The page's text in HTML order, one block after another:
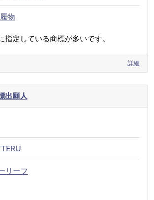
物
指定している商標が多いです。
詳細
出願人
リーフ